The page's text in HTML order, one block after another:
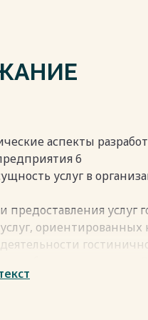
аспекты
6
услуг в
предоставления
деятельности
экономическая